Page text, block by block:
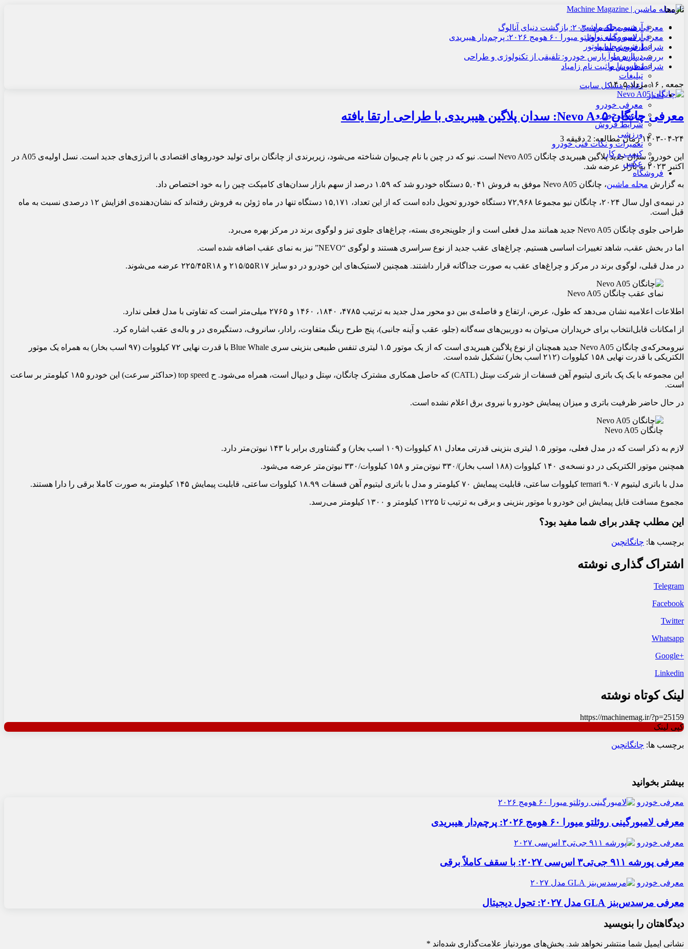
آرشیو مجله ماشین
آرشیو مجله نوآور
آرشیو مجله موتور
درباره ما
تماس با ما
تبلیغات
اعلام مشکل سایت
اخبار
معرفی خودرو
بررسی خودرو
شرایط فروش
ورزشی
تعمیرات و نکات فنی خودرو
کسب و کار
عکس
فروشگاه
تازه‌ها
معرفی هنسی بلک‌برد ۲۰۳۰: بازگشت دنیای آنالوگ
معرفی لامبورگینی روئلتو میورا ۶۰ هومج ۲۰۲۶: پرچم‌دار هیبریدی
شرایط فروش سایپا
بررسی پارس نوآ پارس خودرو: تلفیقی از تکنولوژی و طراحی
شرایط فروش و ثبت نام زامیاد
جمعه , ۱۶ مرداد ۱۴۰۵
معرفی چانگان Nevo A۰۵: سدان پلاگین هیبریدی با طراحی ارتقا یافته
۱۴۰۳-۰۴-۲۴زمان مطالعه: 2 دقیقه
این خودرو، سدان جدید پلاگین هیبریدی چانگان Nevo A05 است. نیو که در چین با نام چی‌یوان شناخته می‌شود، زیربرندی از چانگان برای تولید خودروهای اقتصادی با انرژی‌های جدید است. نسل اولیه‌ی A05 در
اکتبر ۲۰۲۳ به بازار عرضه شد.
به گزارش مجله ماشین، چانگان Nevo A05 موفق به فروش ۵,۰۴۱ دستگاه خودرو شد که ۱.۵۹ درصد از سهم بازار سدان‌های کامپکت چین را به خود اختصاص داد.
در نیمه‌ی اول سال ۲۰۲۴، چانگان نیو مجموعا ۷۲,۹۶۸ دستگاه خودرو تحویل داده است که از این تعداد، ۱۵,۱۷۱ دستگاه تنها در ماه ژوئن به فروش رفته‌اند که نشان‌دهنده‌ی افزایش ۱۲ درصدی نسبت به ماه
قبل است.
طراحی جلوی چانگان Nevo A05 جدید همانند مدل فعلی است و از جلوپنجره‌ی بسته، چراغ‌های جلوی تیز و لوگوی برند در مرکز بهره می‌برد.
اما در بخش عقب، شاهد تغییرات اساسی هستیم. چراغ‌های عقب جدید از نوع سراسری هستند و لوگوی “NEVO” نیز به نمای عقب اضافه شده است.
در مدل قبلی، لوگوی برند در مرکز و چراغ‌های عقب به صورت جداگانه قرار داشتند. همچنین لاستیک‌های این خودرو در دو سایز ۲۱۵/۵۵R۱۷ و ۲۲۵/۴۵R۱۸ عرضه می‌شوند.
نمای عقب چانگان Nevo A05
اطلاعات اعلامیه نشان می‌دهد که طول، عرض، ارتفاع و فاصله‌ی بین دو محور مدل جدید به ترتیب ۴۷۸۵، ۱۸۴۰، ۱۴۶۰ و ۲۷۶۵ میلی‌متر است که تفاوتی با مدل فعلی ندارد.
از امکانات قابل‌انتخاب برای خریداران می‌توان به دوربین‌های سه‌گانه (جلو، عقب و آینه جانبی)، پنج طرح رینگ متفاوت، رادار، سانروف، دستگیره‌ی در و باله‌ی عقب اشاره کرد.
نیرومحرکه‌ی چانگان Nevo A05 جدید همچنان از نوع پلاگین هیبریدی است که از یک موتور ۱.۵ لیتری تنفس طبیعی بنزینی سری Blue Whale با قدرت نهایی ۷۲ کیلووات (۹۷ اسب بخار) به همراه یک موتور
الکتریکی با قدرت نهایی ۱۵۸ کیلووات (۲۱۲ اسب بخار) تشکیل شده است.
این مجموعه با یک پک باتری لیتیوم آهن فسفات از شرکت سِتل (CATL) که حاصل همکاری مشترک چانگان، سِتل و دیپال است، همراه می‌شود. ح top speed (حداکثر سرعت) این خودرو ۱۸۵ کیلومتر بر ساعت
است.
در حال حاضر ظرفیت باتری و میزان پیمایش خودرو با نیروی برق اعلام نشده است.
چانگان Nevo A05
لازم به ذکر است که در مدل فعلی، موتور ۱.۵ لیتری بنزینی قدرتی معادل ۸۱ کیلووات (۱۰۹ اسب بخار) و گشتاوری برابر با ۱۴۳ نیوتن‌متر دارد.
همچنین موتور الکتریکی در دو نسخه‌ی ۱۴۰ کیلووات (۱۸۸ اسب بخار)/۳۳۰ نیوتن‌متر و ۱۵۸ کیلووات/۳۳۰ نیوتن‌متر عرضه می‌شود.
مدل با باتری لیتیوم ternari ۹.۰۷ کیلووات ساعتی، قابلیت پیمایش ۷۰ کیلومتر و مدل با باتری لیتیوم آهن فسفات ۱۸.۹۹ کیلووات ساعتی، قابلیت پیمایش ۱۴۵ کیلومتر به صورت کاملا برقی را دارا هستند.
مجموع مسافت قابل پیمایش این خودرو با موتور بنزینی و برقی به ترتیب تا ۱۲۲۵ کیلومتر و ۱۳۰۰ کیلومتر می‌رسد.
این مطلب چقدر برای شما مفید بود؟
برچسب ها: چانگانچین
اشتراک گذاری نوشته
Telegram
Facebook
Twitter
Whatsapp
+Google
Linkedin
لینک کوتاه نوشته
https://machinemag.ir/?p=25159
کپی لینک
برچسب ها: چانگانچین
بیشتر بخوانید
معرفی خودرو
معرفی لامبورگینی روئلتو میورا ۶۰ هومج ۲۰۲۶: پرچم‌دار هیبریدی
معرفی خودرو
معرفی پورشه ۹۱۱ جی‌تی۳ اس‌سی ۲۰۲۷: با سقف کاملاً برقی
معرفی خودرو
معرفی مرسدس‌بنز GLA مدل ۲۰۲۷: تحول دیجیتال
دیدگاهتان را بنویسید
نشانی ایمیل شما منتشر نخواهد شد. بخش‌های موردنیاز علامت‌گذاری شده‌اند *